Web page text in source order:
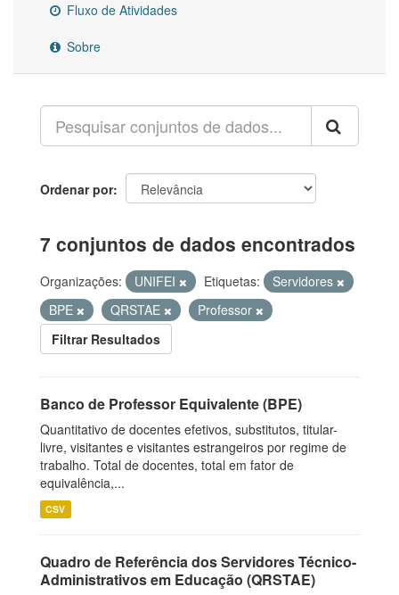
Fluxo de Atividades
Sobre
Ordenar por
7 conjuntos de dados encontrados
Organizações: UNIFEI Etiquetas:
Servidores
BPE
QRSTAE
Professor
Filtrar Resultados
Banco de Professor Equivalente (BPE)
Quantitativo de docentes efetivos, substitutos, titular-
livre, visitantes e visitantes estrangeiros por regime de
trabalho. Total de docentes, total em fator de
equivalência,...
CSV
Quadro de Referência dos Servidores Técnico-
Administrativos em Educação (QRSTAE)